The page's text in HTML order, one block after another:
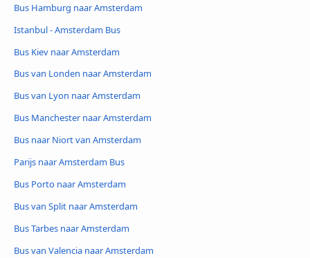
Bus Hamburg naar Amsterdam
Istanbul - Amsterdam Bus
Bus Kiev naar Amsterdam
Bus van Londen naar Amsterdam
Bus van Lyon naar Amsterdam
Bus Manchester naar Amsterdam
Bus naar Niort van Amsterdam
Parijs naar Amsterdam Bus
Bus Porto naar Amsterdam
Bus van Split naar Amsterdam
Bus Tarbes naar Amsterdam
Bus van Valencia naar Amsterdam